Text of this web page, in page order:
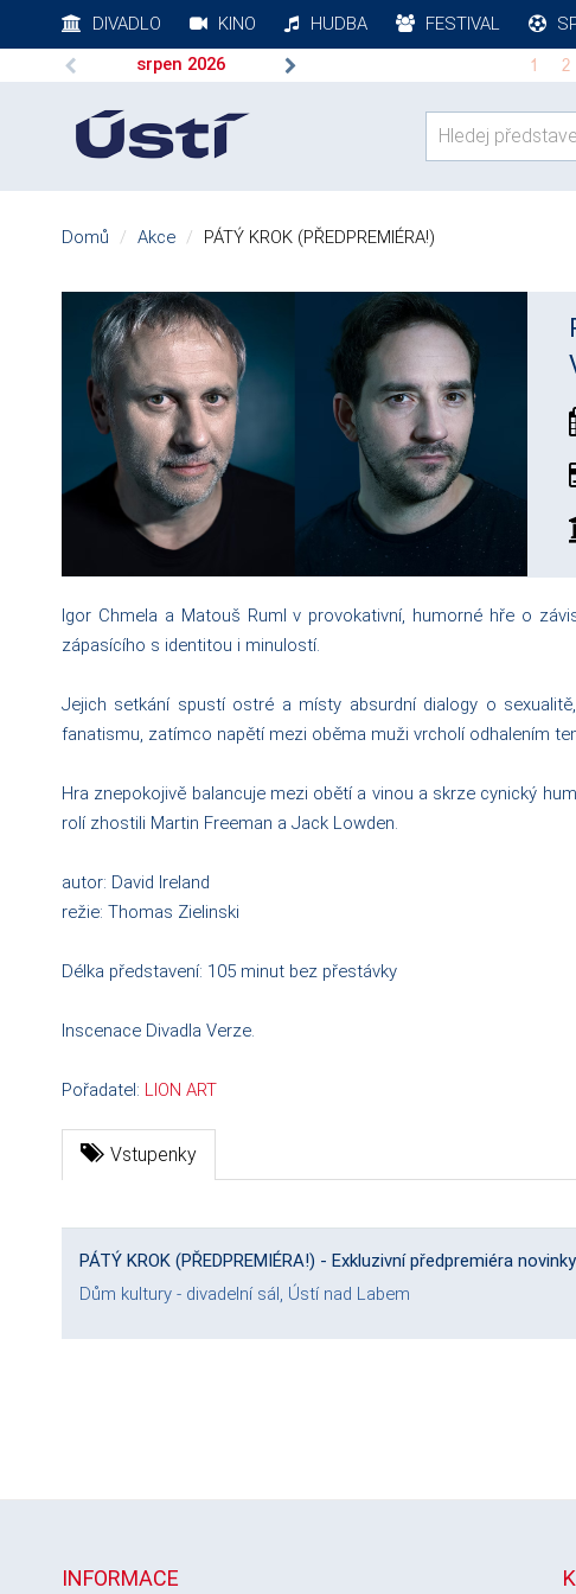
DIVADLO KINO HUDBA FESTIVAL
srpen 2026 1 2
Domů Akce PÁTÝ KROK (PŘEDPREMIÉRA!)
Igor Chmela a Matouš Ruml v provokativní, humorné hře o
zápasícího s identitou i minulostí.
Jejich setkání spustí ostré a místy absurdní dialogy o
fanatismu, zatímco napětí mezi oběma muži vrcholí odhalením
Hra znepokojivě balancuje mezi obětí a vinou a skrze cynický
rolí zhostili Martin Freeman a Jack Lowden.
autor: David Ireland
režie: Thomas Zielinski
Délka představení: 105 minut bez přestávky
Inscenace Divadla Verze.
Pořadatel: LION ART
Vstupenky
PÁTÝ KROK (PŘEDPREMIÉRA!) - Exkluzivní předpremiéra
Dům kultury - divadelní sál, Ústí nad Labem
INFORMACE